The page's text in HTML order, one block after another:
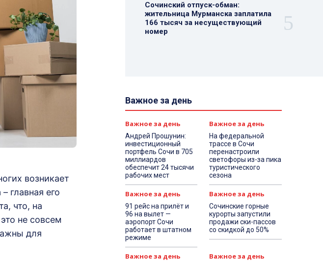
возникает
главная его
что, на
не совсем
для
Сочинский отпуск-обман:
жительница Мурманска заплатила
166 тысяч за несуществующий
номер
Важное за день
Важное за день
Андрей Прошунин:
инвестиционный
портфель Сочи в 705
миллиардов
обеспечит 24 тысячи
рабочих мест
Важное за день
На федеральной
трассе в Сочи
перенастроили
светофоры из-за пика
туристического
сезона
Важное за день
91 рейс на прилёт и
96 на вылет —
аэропорт Сочи
работает в штатном
режиме
Важное за день
Сочинские горные
курорты запустили
продажи ски-пассов
со скидкой до 50%
Важное за день Важное за день